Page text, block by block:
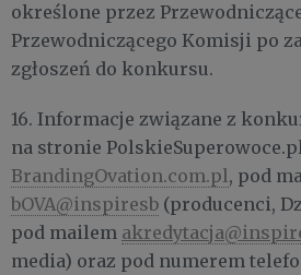
określone przez
Przewodniczącego Komisji po
zgłoszeń do konkursu.
16. Informacje związane z
na stronie
BrandingOvation.com.pl, pod
bOVA@inspiresb (producenci,
pod mailem
media) oraz pod numerem